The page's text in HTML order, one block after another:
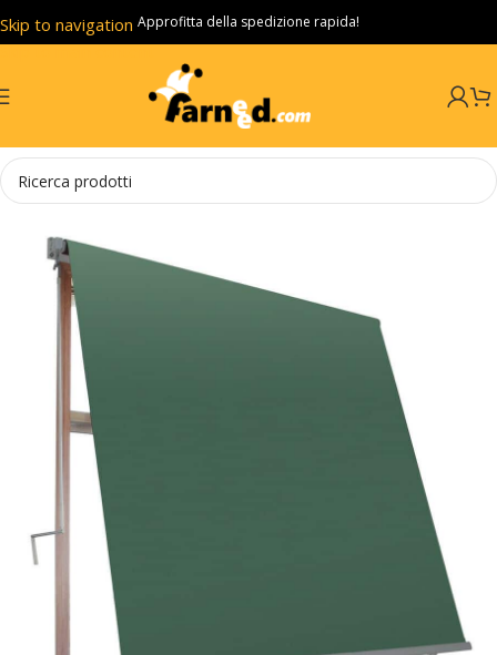
Skip to navigation
Skip to main content
Approfitta della spedizione rapida!